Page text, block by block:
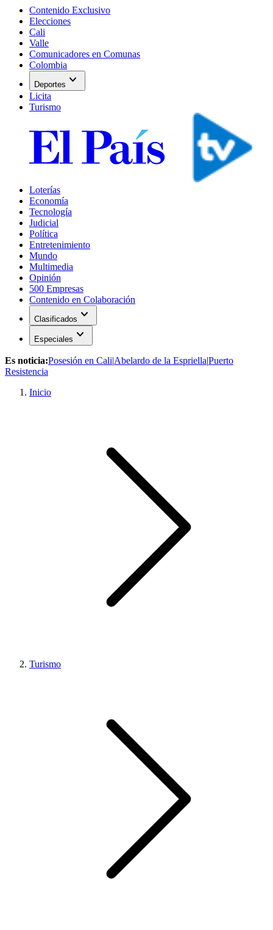
Contenido Exclusivo
Elecciones
Cali
Valle
Comunicadores en Comunas
Colombia
Deportes expand_more
Licita
Turismo
Loterías
Economía
Tecnología
Judicial
Política
Entretenimiento
Mundo
Multimedia
Opinión
500 Empresas
Contenido en Colaboración
Clasificados expand_more
Especiales expand_more
Es noticia:Posesión en Cali|Abelardo de la Espriella|Puerto
Resistencia
Inicio
Turismo